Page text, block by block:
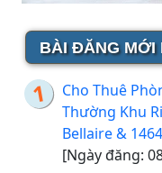
BÀI ĐĂNG MỚI
Cho Thuê
Thường Khu
Bellaire &
[Ngày đăng: